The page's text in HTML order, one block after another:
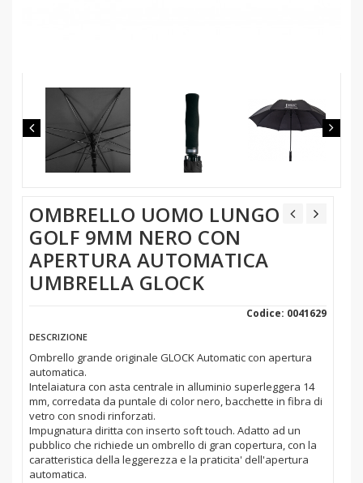
OMBRELLO UOMO LUNGO
GOLF 9MM NERO CON
APERTURA AUTOMATICA
UMBRELLA GLOCK
Codice: 0041629
DESCRIZIONE
Ombrello grande originale GLOCK Automatic con apertura
automatica.
Intelaiatura con asta centrale in alluminio superleggera 14
mm, corredata da puntale di color nero, bacchette in fibra di
vetro con snodi rinforzati.
Impugnatura diritta con inserto soft touch. Adatto ad un
pubblico che richiede un ombrello di gran copertura, con la
caratteristica della leggerezza e la praticita' dell'apertura
automatica.